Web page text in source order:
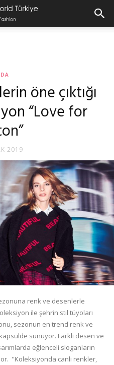
öne çıktığı
“Love for
2019
renk ve desenlerle
ile şehrin stil tüyoları
sezonun en trend renk ve
sunuyor. Farklı desen ve
eğlenceli sloganların
''Koleksiyonda canlı renkler,